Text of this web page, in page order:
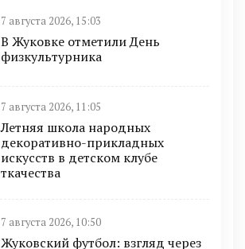
7 августа 2026, 15:03
В Жуковке отметили День
физкультурника
7 августа 2026, 11:05
Летняя школа народных
декоративно-прикладных
искусств в детском клубе
ткачества
7 августа 2026, 10:50
Жуковский футбол: взгляд через